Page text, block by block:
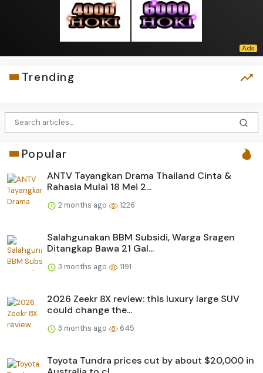
Trending
Popular
ANTV Tayangkan Drama Thailand Cinta &
Rahasia Mulai 18 Mei 2...
2 months ago 1226
Salahgunakan BBM Subsidi, Warga Sragen
Ditangkap Bawa 21 Gal...
3 months ago 1191
2026 Zeekr 8X review: this luxury large SUV
could change the...
3 months ago 645
Toyota Tundra prices cut by about $20,000 in